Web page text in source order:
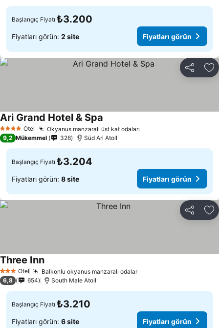
Başlangıç Fiyatı ₺3.200
Fiyatları görün: 2 site Fiyatları görün
Paylaş
4 Yıldız Otel Okyanus manzaralı üst kat odaları
Ari Grand Hotel & Spa
9,2 Mükemmel 326 Süd Ari Atoll
Başlangıç Fiyatı ₺3.204
Fiyatları görün: 8 site Fiyatları görün
Paylaş
3 YıldızOtel Balkonlu okyanus manzaralı odalarFiyatları görün
Three InnFiyatları görün
6,8 654 South Male Atoll
Başlangıç Fiyatı ₺3.210
Fiyatları görün: 6 site Fiyatları görün